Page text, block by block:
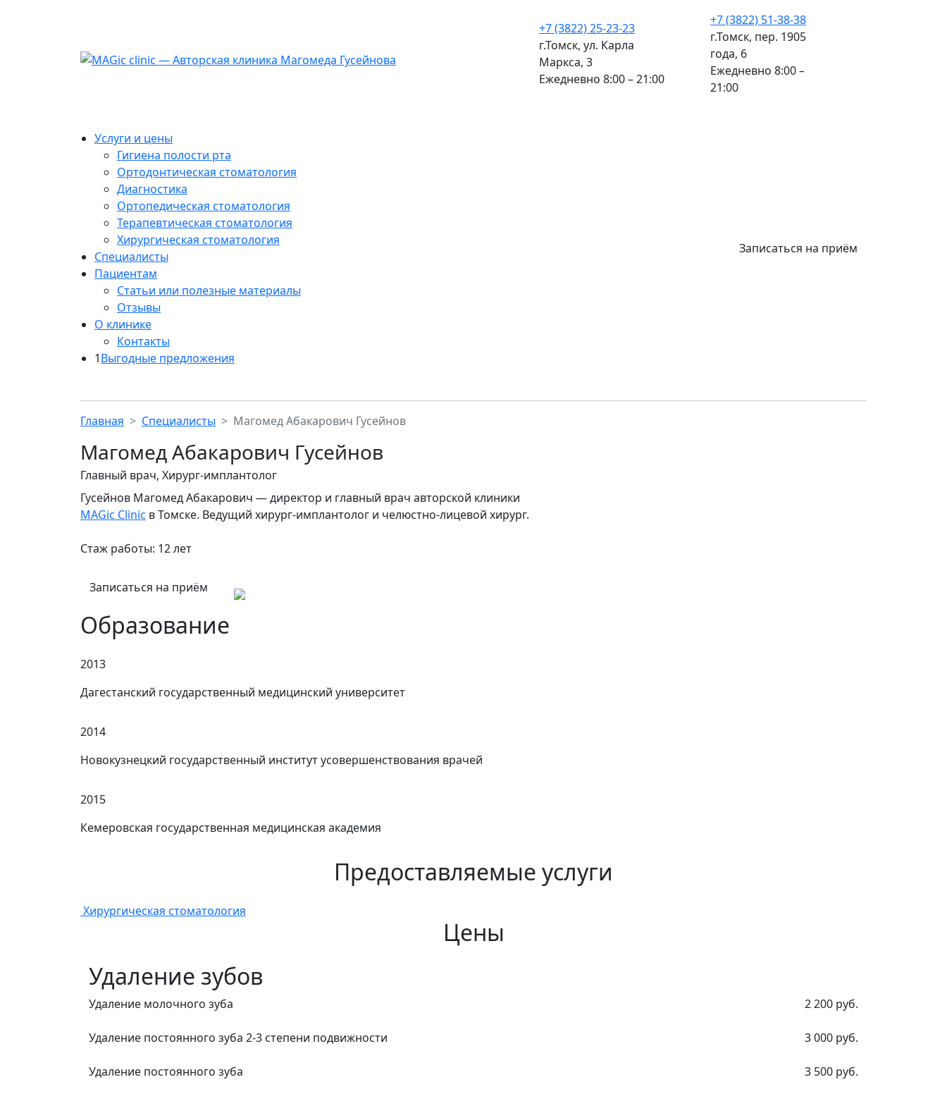
+7 (3822) 25-23-23
г.Томск, ул. Карла
Маркса, 3
Ежедневно 8:00 – 21:00
+7 (3822) 51-38-38
г.Томск, пер. 1905
года, 6
Ежедневно 8:00 –
21:00
Услуги и цены
Гигиена полости рта
Ортодонтическая стоматология
Диагностика
Ортопедическая стоматология
Терапевтическая стоматология
Хирургическая стоматология
Специалисты
Пациентам
Статьи или полезные материалы
Отзывы
О клинике
Контакты
Выгодные предложения
Записаться на приём
Главная Специалисты Магомед Абакарович Гусейнов
Магомед Абакарович Гусейнов
Главный врач, Хирург-имплантолог
Гусейнов Магомед Абакарович — директор и главный врач авторской клиники
MAGic Clinic в Томске. Ведущий хирург-имплантолог и челюстно-лицевой хирург.
Стаж работы: 12 лет
Записаться на приём
Образование
2013
Дагестанский государственный медицинский университет
2014
Новокузнецкий государственный институт усовершенствования врачей
2015
Кемеровская государственная медицинская академия
Предоставляемые услуги
Хирургическая стоматология
Цены
Удаление зубов
Удаление молочного зуба 2 200 руб.
Удаление постоянного зуба 2-3 степени подвижности 3 000 руб.
Удаление постоянного зуба 3 500 руб.